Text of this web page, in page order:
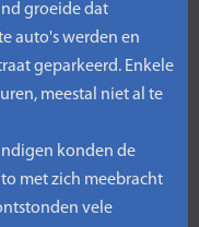
groeide dat
auto's werden en
geparkeerd. Enkele
meestal niet al te
konden de
met zich meebracht
vele